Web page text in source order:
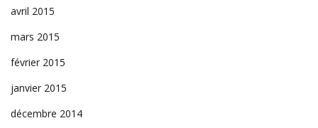
avril 2015
mars 2015
février 2015
janvier 2015
décembre 2014